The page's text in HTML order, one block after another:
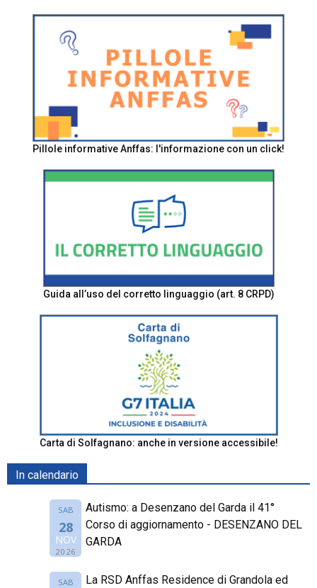
Pillole informative Anffas: l'informazione con un click!
Guida all’uso del corretto linguaggio (art. 8 CRPD)
Carta di Solfagnano: anche in versione accessibile!
In calendario
SAB
28
NOV
2026
Autismo: a Desenzano del Garda il 41°
Corso di aggiornamento - DESENZANO DEL
GARDA
SAB
La RSD Anffas Residence di Grandola ed